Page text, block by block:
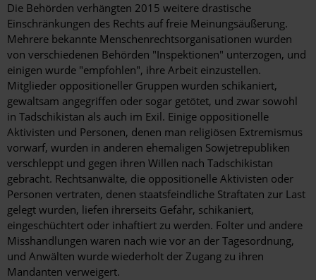
Die Behörden verhängten 2015 weitere drastische
Einschränkungen des Rechts auf freie Meinungsäußerung.
Mehrere bekannte Menschenrechtsorganisationen wurden
von verschiedenen Behörden "Inspektionen" unterzogen, und
einigen wurde "empfohlen", ihre Arbeit einzustellen.
Mitglieder oppositioneller Gruppen wurden schikaniert,
gewaltsam angegriffen oder sogar getötet, und zwar sowohl
in Tadschikistan als auch im Exil. Einige oppositionelle
Aktivisten und Personen, denen man religiösen Extremismus
vorwarf, wurden in anderen ehemaligen Sowjetrepubliken
verschleppt und gegen ihren Willen nach Tadschikistan
gebracht. Rechtsanwälte, die oppositionelle Aktivisten oder
Personen vertraten, denen staatsfeindliche Straftaten zur Last
gelegt wurden, liefen ihrerseits Gefahr, schikaniert,
eingeschüchtert oder inhaftiert zu werden. Folter und andere
Misshandlungen waren nach wie vor an der Tagesordnung,
und Anwälten wurde wiederholt der Zugang zu ihren
Mandanten verweigert.